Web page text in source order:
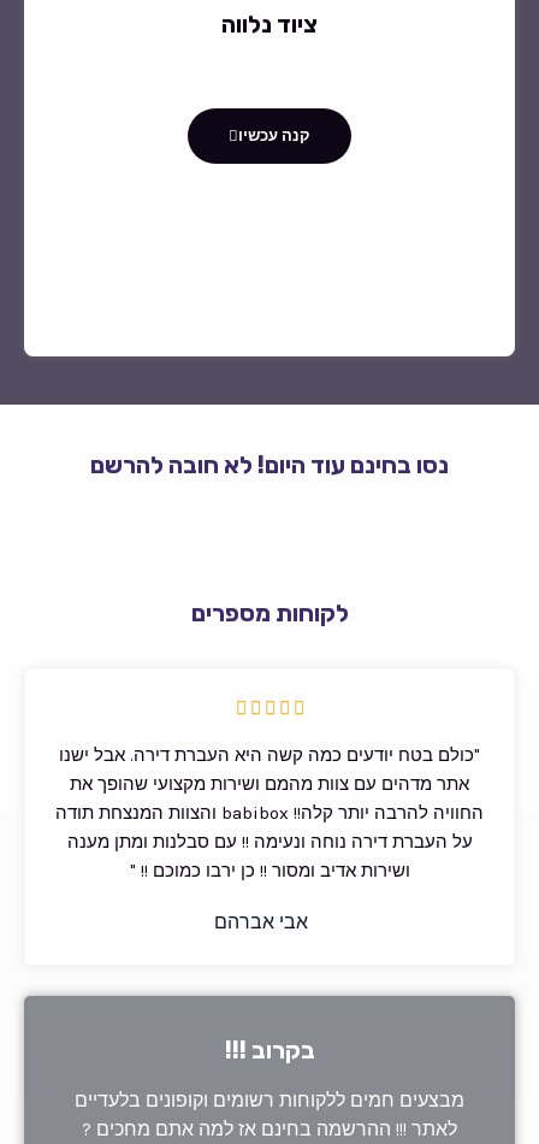
ציוד נלווה
קנה עכשיו
נסו בחינם עוד היום! לא חובה להרשם
לקוחות מספרים





5
"כולם בטח יודעים כמה קשה היא העברת דירה. אבל ישנו
אתר מדהים עם צוות מהמם ושירות מקצועי שהופך את
החוויה להרבה יותר קלה!! babibox והצוות המנצחת תודה
על העברת דירה נוחה ונעימה !! עם סבלנות ומתן מענה
ושירות אדיב ומסור !! כן ירבו כמוכם !! "
אבי אברהם
בקרוב !!!
מבצעים חמים ללקוחות רשומים וקופונים בלעדיים
לאתר !!! ההרשמה בחינם אז למה אתם מחכים ?